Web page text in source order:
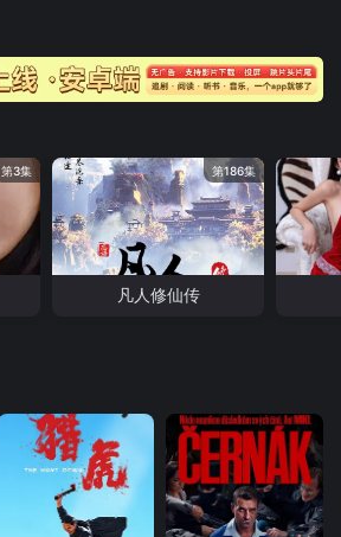
第3集 第186集
凡人修仙传